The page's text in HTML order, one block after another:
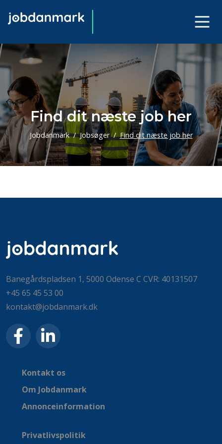
Find dit næste job her
Jobdanmark Jobsøger Find dit næste job her
Banegårdspladsen 1, 5000 Odense C CVR: 40131507
+45 65 45 53 00
kontakt@jobdanmark.dk
Kontakt os
Om Jobdanmark
Annonceinformation
Privatlivspolitik